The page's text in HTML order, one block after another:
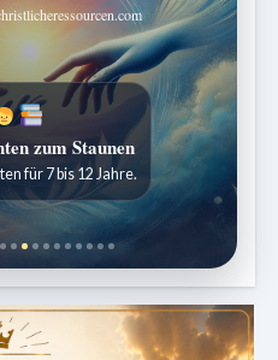
zum Staunen
für 7 bis 12 Jahre.